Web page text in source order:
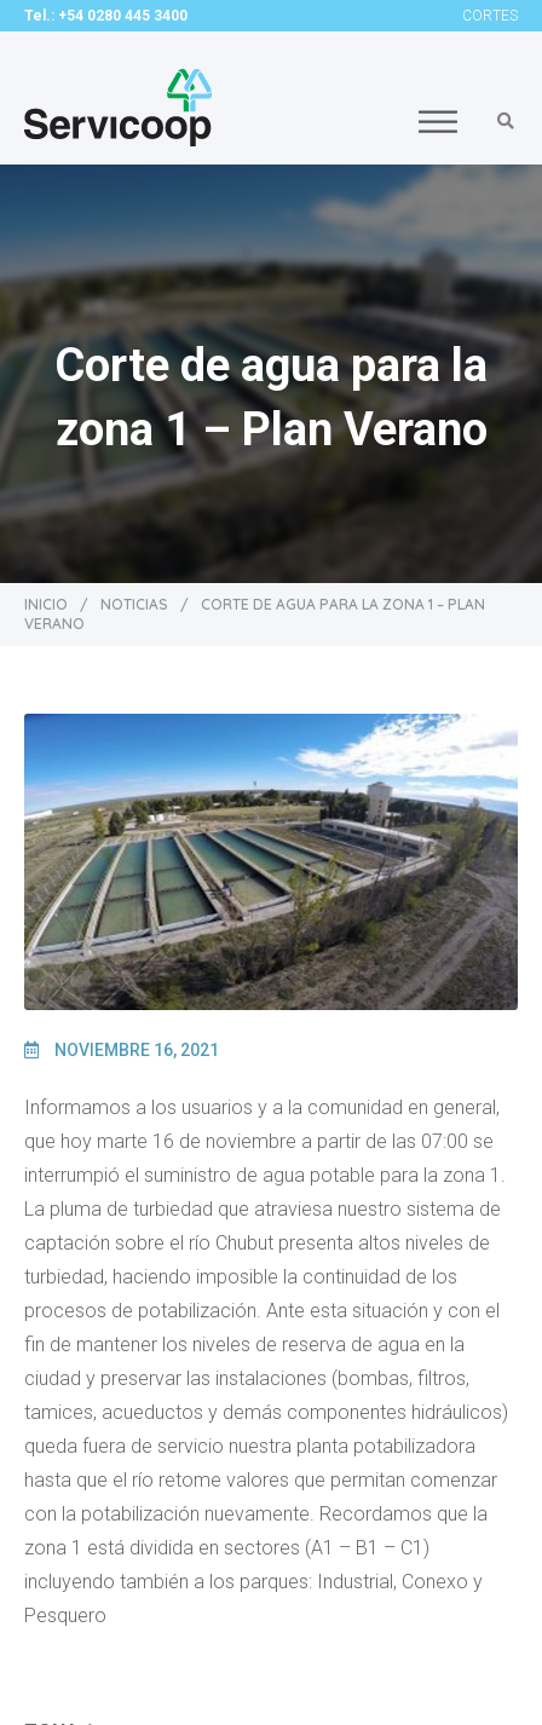
Tel.: +54 0280 445 3400 CORTES
Corte de agua para la
zona 1 – Plan Verano
INICIO / NOTICIAS /
CORTE DE AGUA PARA LA ZONA 1 – PLAN
VERANO
NOVIEMBRE 16, 2021
Informamos a los usuarios y a la comunidad en general,
que hoy marte 16 de noviembre a partir de las 07:00 se
interrumpió el suministro de agua potable para la zona 1.
La pluma de turbiedad que atraviesa nuestro sistema de
captación sobre el río Chubut presenta altos niveles de
turbiedad, haciendo imposible la continuidad de los
procesos de potabilización. Ante esta situación y con el
fin de mantener los niveles de reserva de agua en la
ciudad y preservar las instalaciones (bombas, filtros,
tamices, acueductos y demás componentes hidráulicos)
queda fuera de servicio nuestra planta potabilizadora
hasta que el río retome valores que permitan comenzar
con la potabilización nuevamente. Recordamos que la
zona 1 está dividida en sectores (A1 – B1 – C1)
incluyendo también a los parques: Industrial, Conexo y
Pesquero